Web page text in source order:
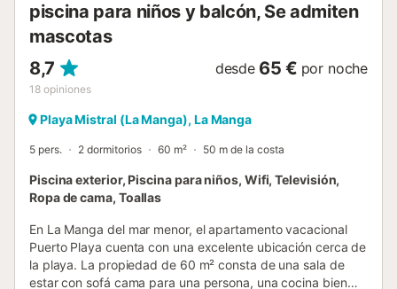
piscina para niños y balcón, Se admiten
mascotas
8,7
18 opiniones
desde 65 € por noche
Playa Mistral (La Manga), La Manga
5 pers. 2 dormitorios 60 m² 50 m de la costa
Piscina exterior, Piscina para niños, Wifi, Televisión,
Ropa de cama, Toallas
En La Manga del mar menor, el apartamento vacacional
Puerto Playa cuenta con una excelente ubicación cerca de
la playa. La propiedad de 60 m² consta de una sala de
estar con sofá cama para una persona, una cocina bien